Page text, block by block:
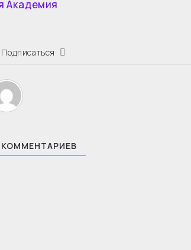
Академия
Подписаться
КОММЕНТАРИЕВ